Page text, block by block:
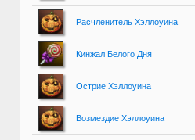
Расчленитель Хэллоуина
Кинжал Белого Дня
Острие Хэллоуина
Возмездие Хэллоуина